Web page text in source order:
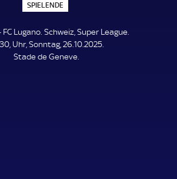
SPIELENDE
P
E
L
E
N
Lugano. Schweiz, Super League.
Uhr, Sonntag, 26.10.2025.
Stade de Geneve.